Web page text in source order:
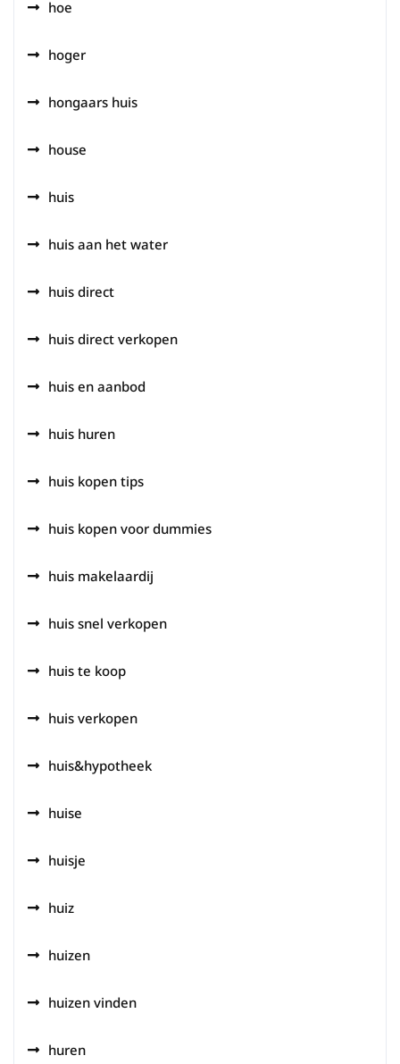
hoe
hoger
hongaars huis
house
huis
huis aan het water
huis direct
huis direct verkopen
huis en aanbod
huis huren
huis kopen tips
huis kopen voor dummies
huis makelaardij
huis snel verkopen
huis te koop
huis verkopen
huis&hypotheek
huise
huisje
huiz
huizen
huizen vinden
huren